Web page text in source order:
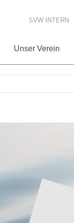
SVW INTERN
Unser Verein